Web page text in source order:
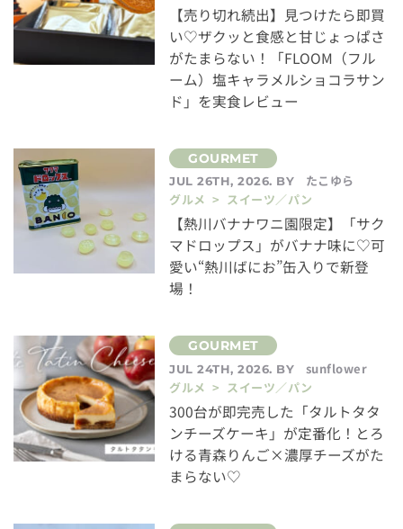
【売り切れ続出】見つけたら即買
い♡ザクッと食感と甘じょっぱさ
がたまらない！「FLOOM（フル
ーム）塩キャラメルショコラサン
ド」を実食レビュー
JUL 26TH, 2026. BY
たこゆら
グルメ > スイーツ／パン
【熱川バナナワニ園限定】「サク
マドロップス」がバナナ味に♡可
愛い“熱川ばにお”缶入りで新登
場！
JUL 24TH, 2026. BY
sunflower
グルメ > スイーツ／パン
300台が即完売した「タルトタタ
ンチーズケーキ」が定番化！とろ
ける青森りんご×濃厚チーズがた
まらない♡